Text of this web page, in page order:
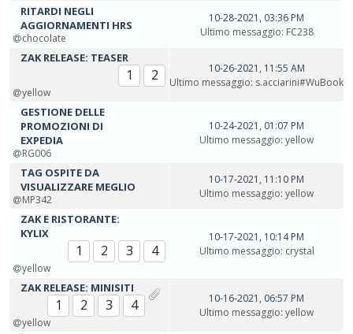
RITARDI NEGLI
AGGIORNAMENTI HRS
chocolate
10-28-2021, 03:36 PM
Ultimo messaggio: FC238
ZAK RELEASE: TEASER
1 2
yellow
10-26-2021, 11:55 AM
Ultimo messaggio: s.acciarini#WuBook
GESTIONE DELLE
PROMOZIONI DI
EXPEDIA
RG006
10-24-2021, 01:07 PM
Ultimo messaggio: yellow
TAG OSPITE DA
VISUALIZZARE MEGLIO
MP342
10-17-2021, 11:10 PM
Ultimo messaggio: yellow
ZAK E RISTORANTE:
KYLIX
1 2 3 4
yellow
10-17-2021, 10:14 PM
Ultimo messaggio: crystal
ZAK RELEASE: MINISITI
1 2 3 4
yellow
10-16-2021, 06:57 PM
Ultimo messaggio: yellow